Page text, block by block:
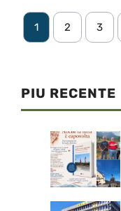
1 2 3
PIU RECENTE